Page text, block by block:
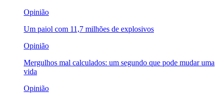
Opinião
Um paiol com 11,7 milhões de explosivos
Opinião
Mergulhos mal calculados: um segundo que pode mudar uma
vida
Opinião